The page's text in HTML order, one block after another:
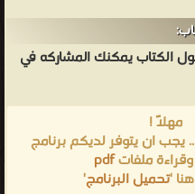
الكتاب يمكنك المشاركه في
مهلاً !
يجب ان يتوفر لديكم برنامج
ملفاتpdf
'تحميل البرنامج'